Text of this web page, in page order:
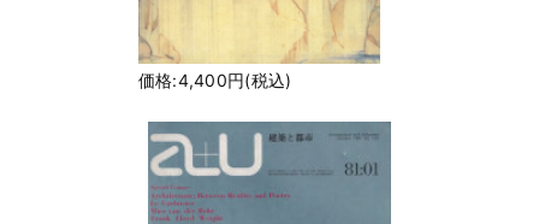
価格:4,400円(税込)